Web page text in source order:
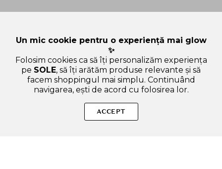
BARRIER Extreme Lotion - lotiune de fata formulata cu Triplu
Ceramide si Panthenol, care contribuie la hidratarea pielii si la
Un mic cookie pentru o experiență mai glow
✨
Folosim cookies ca să îți personalizăm experiența
pe SOLE, să îți arătăm produse relevante și să
facem shoppingul mai simplu. Continuând
navigarea, ești de acord cu folosirea lor.
ACCEPT